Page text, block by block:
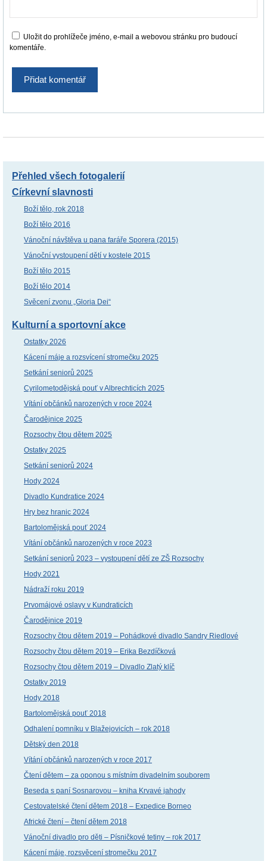
Uložit do prohlížeče jméno, e-mail a webovou stránku pro budoucí
komentáře.
Přehled všech fotogalerií
Církevní slavnosti
Boží tělo, rok 2018
Boží tělo 2016
Vánoční návštěva u pana faráře Sporera (2015)
Vánoční vystoupení dětí v kostele 2015
Boží tělo 2015
Boží tělo 2014
Svěcení zvonu „Gloria Dei“
Kulturní a sportovní akce
Ostatky 2026
Kácení máje a rozsvícení stromečku 2025
Setkání seniorů 2025
Cyrilometodějská pouť v Albrechticích 2025
Vítání občánků narozených v roce 2024
Čarodějnice 2025
Rozsochy čtou dětem 2025
Ostatky 2025
Setkání seniorů 2024
Hody 2024
Divadlo Kundratice 2024
Hry bez hranic 2024
Bartolomějská pouť 2024
Vítání občánků narozených v roce 2023
Setkání seniorů 2023 – vystoupení dětí ze ZŠ Rozsochy
Hody 2021
Nádraží roku 2019
Prvomájové oslavy v Kundraticích
Čarodějnice 2019
Rozsochy čtou dětem 2019 – Pohádkové divadlo Sandry Riedlové
Rozsochy čtou dětem 2019 – Erika Bezdíčková
Rozsochy čtou dětem 2019 – Divadlo Zlatý klíč
Ostatky 2019
Hody 2018
Bartolomějská pouť 2018
Odhalení pomníku v Blažejovicích – rok 2018
Dětský den 2018
Vítání občánků narozených v roce 2017
Čtení dětem – za oponou s místním divadelním souborem
Beseda s paní Sosnarovou – kniha Krvavé jahody
Cestovatelské čtení dětem 2018 – Expedice Borneo
Africké čtení – čtení dětem 2018
Vánoční divadlo pro děti – Písničkové tetiny – rok 2017
Kácení máje, rozsvěcení stromečku 2017